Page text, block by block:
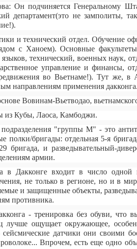
Он подчиняется Генеральному
департамент(это не замполиты,
и технический отдел. Обучение
с Ханоем). Основные
технический, военных наук,
управление и финансы,
во Вьетнаме!). Тут же,
направлениям применения дакконга.
Вовинам-Вьетводао,
из Кубы, Лаоса, Камбоджи.
"группы М" - это
полки/бригады: отдельная 5-я
бригада, и разведывательный-
армии.
в Дакконге входит в число
не только в регионе, но и в
и защищенные объекты,
противника.
- тренировка без обуви, что
лучше ощущает окружающее,
датчики они своими
Впрочем, есть еще одно